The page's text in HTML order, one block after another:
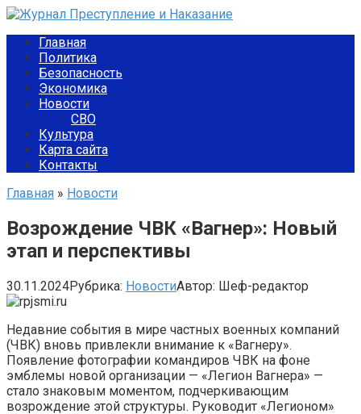
Перейти
контентуГлавная
Политика
Безопасность
Экономика
Новости
СВО
Культура
Карта сайта
Контакты
Главная » Новости
Возрождение ЧВК «Вагнер»: Новый
этап и перспективы
30.11.2024Рубрика: НовостиАвтор: Шеф-редактор
Недавние события в мире частных военных компаний
(ЧВК) вновь привлекли внимание к «Вагнеру».
Появление фотографии командиров ЧВК на фоне
эмблемы новой организации — «Легион Вагнера» —
стало знаковым моментом, подчеркивающим
возрождение этой структуры. Руководит «Легионом»